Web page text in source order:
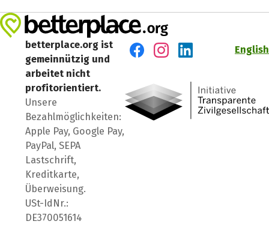
betterplace.org ist
gemeinnützig und
arbeitet nicht
profitorientiert.
Unsere
Bezahlmöglichkeiten:
Apple Pay, Google Pay,
PayPal, SEPA
Lastschrift,
Kreditkarte,
Überweisung.
USt-IdNr.:
DE370051614
English